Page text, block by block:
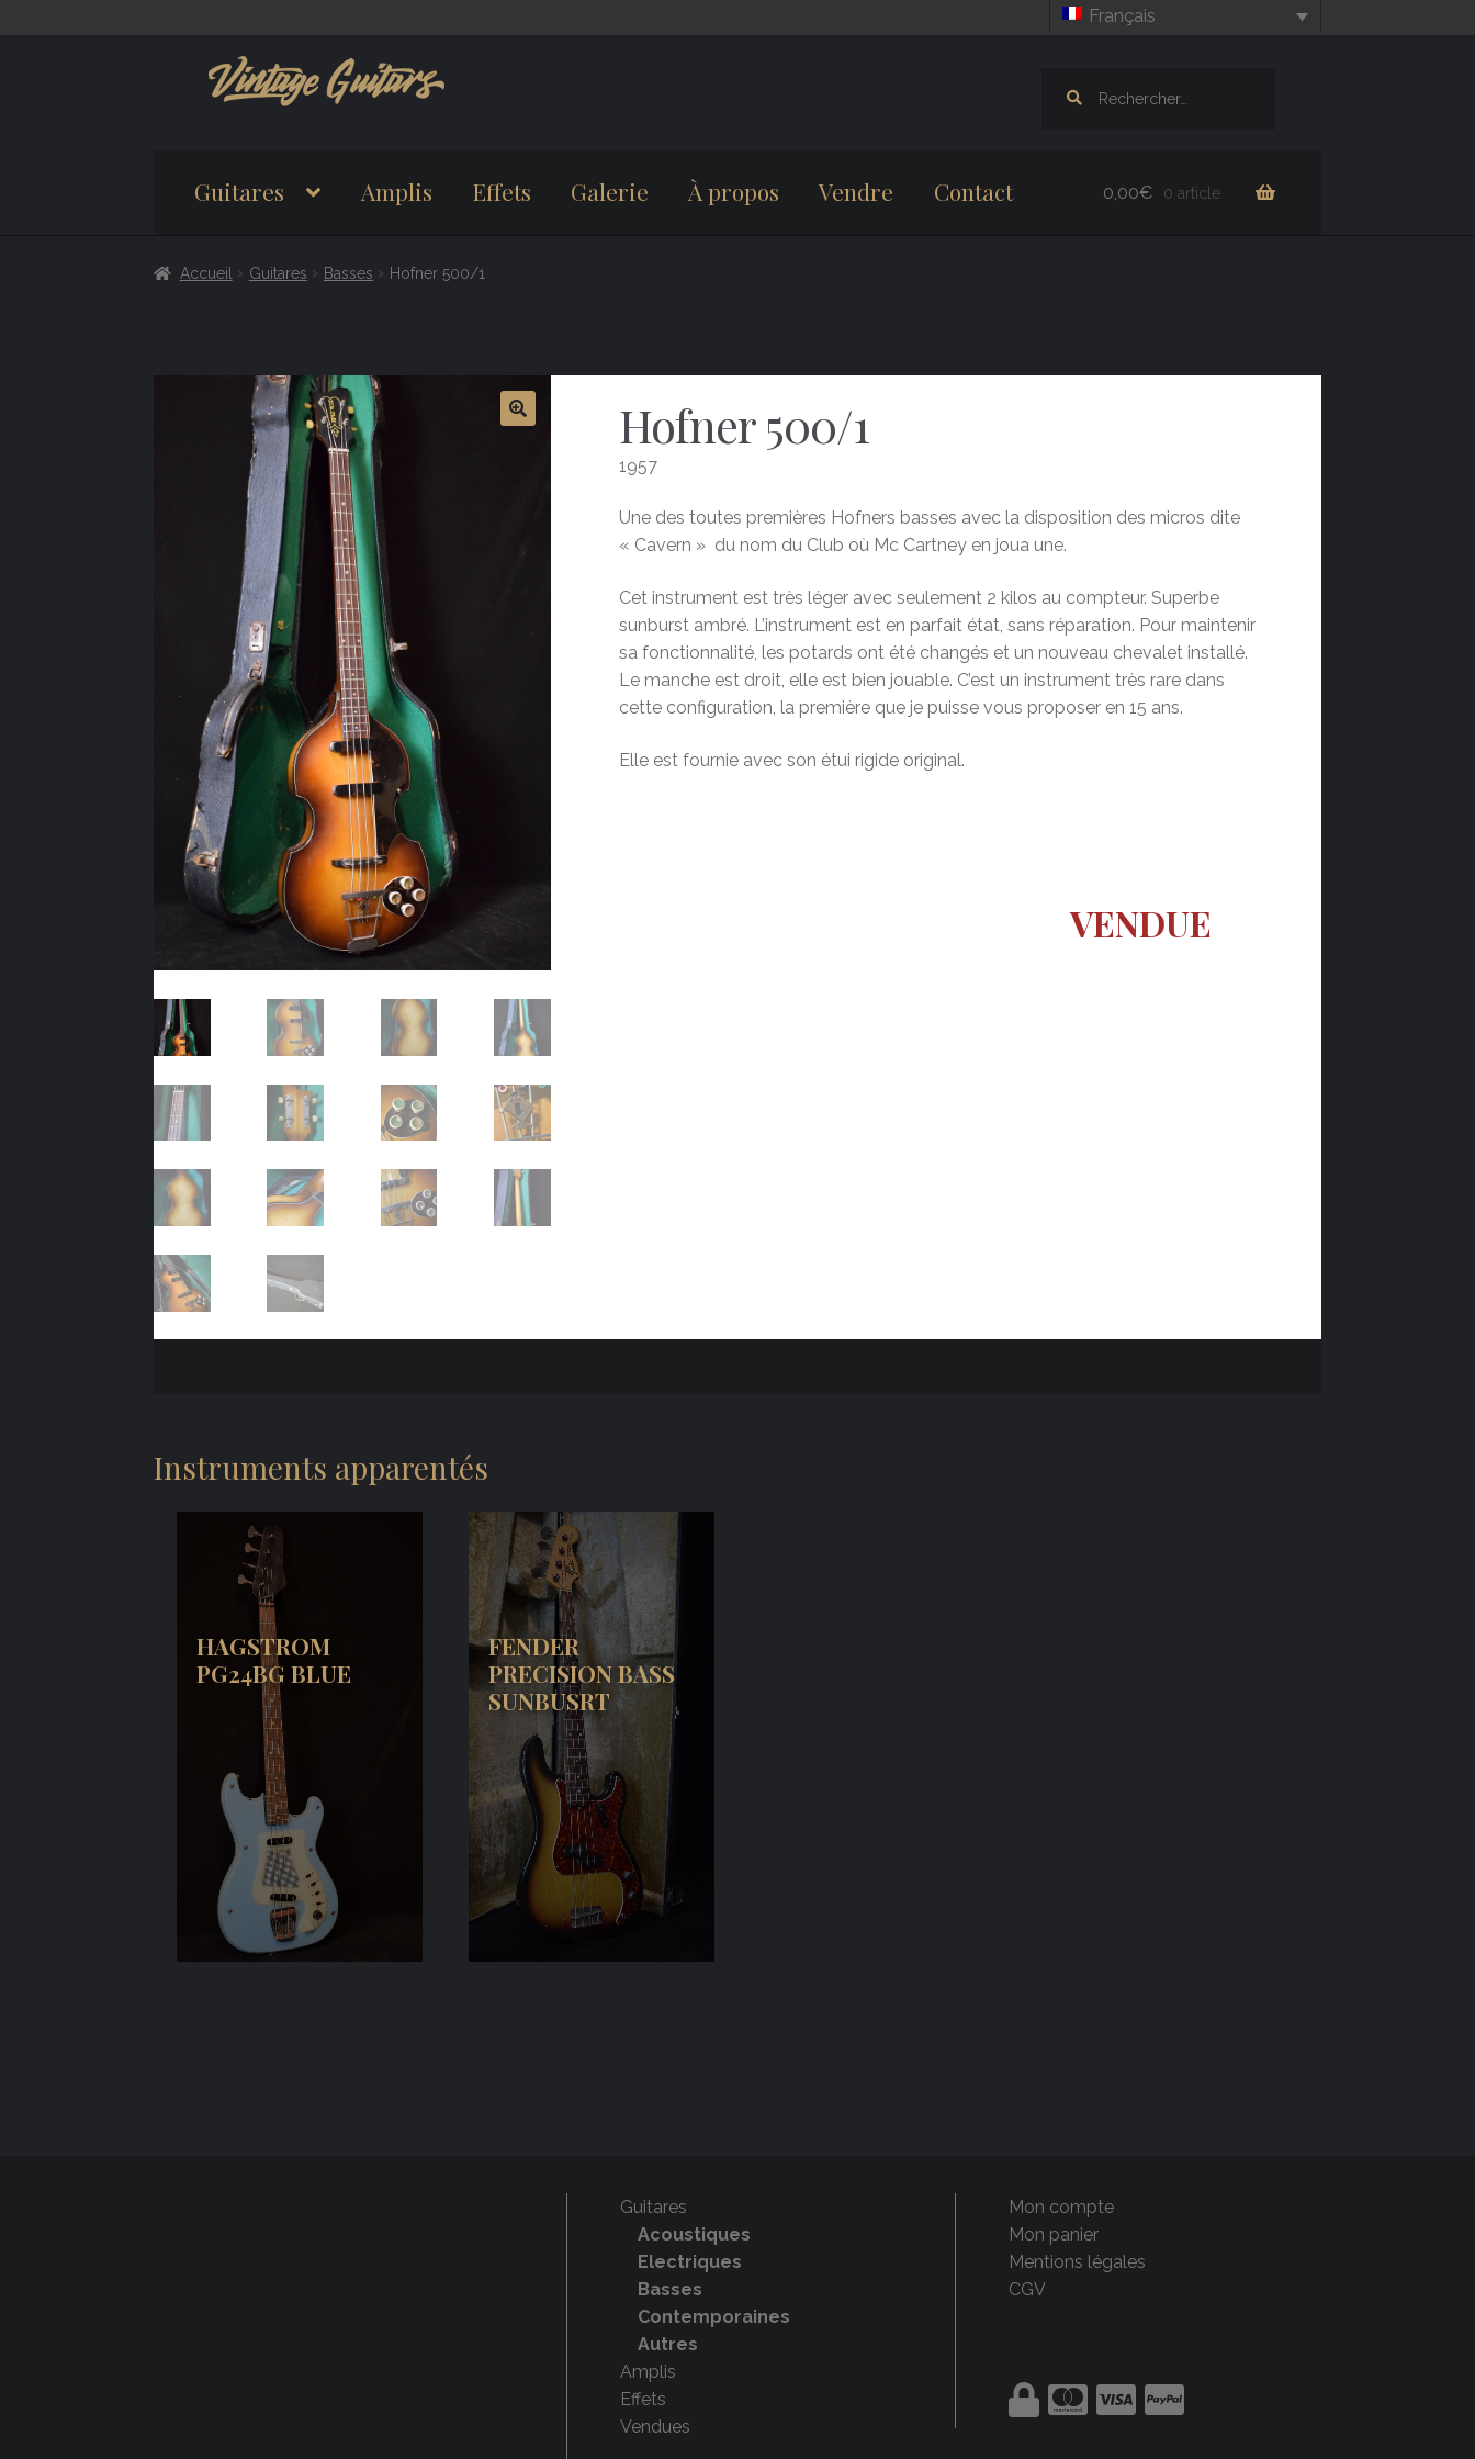
Français
la
au
contenu
Guitares Amplis Effets Galerie À propos Vendre Contact 0,00€ 0 article
Accueil Guitares Basses Hofner 500/1
Hofner 500/1
1957
Une des toutes premières Hofners basses avec la disposition des micros dite
« Cavern » du nom du Club où Mc Cartney en joua une.
Cet instrument est très léger avec seulement 2 kilos au compteur. Superbe
sunburst ambré. L’instrument est en parfait état, sans réparation. Pour maintenir
sa fonctionnalité, les potards ont été changés et un nouveau chevalet installé.
Le manche est droit, elle est bien jouable. C’est un instrument très rare dans
cette configuration, la première que je puisse vous proposer en 15 ans.
Elle est fournie avec son étui rigide original.
VENDUE
Instruments apparentés
HAGSTROM
PG24BG BLUE
FENDER
PRECISION BASS
SUNBUSRT
Guitares
Acoustiques
Electriques
Basses
Contemporaines
Autres
Amplis
Effets
Vendues
Mon compte
Mon panier
Mentions légales
CGV